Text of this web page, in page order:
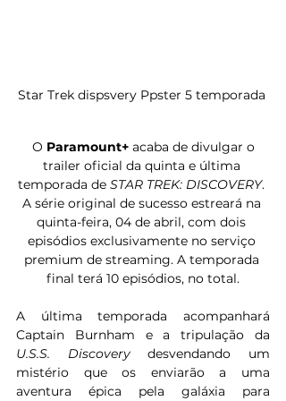
Star Trek dispsvery Ppster 5 temporada
O Paramount+ acaba de divulgar o
trailer oficial da quinta e última
temporada de STAR TREK: DISCOVERY.
A série original de sucesso estreará na
quinta-feira, 04 de abril, com dois
episódios exclusivamente no serviço
premium de streaming. A temporada
final terá 10 episódios, no total.
A última temporada acompanhará
U.S.S. Discovery desvendando um
mistério que os enviarão a uma
aventura épica pela galáxia para